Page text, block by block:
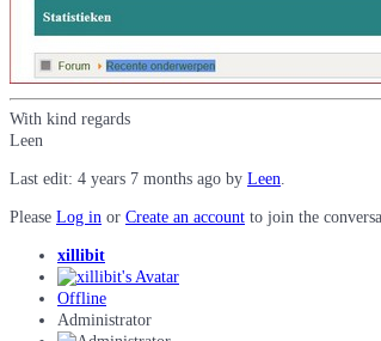
With kind regards
Leen
Last edit: 4 years 7 months ago by Leen.
Please Log in or Create an account to join the
xillibit
Offline
Administrator